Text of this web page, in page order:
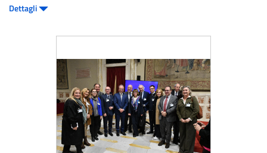
Dettagli